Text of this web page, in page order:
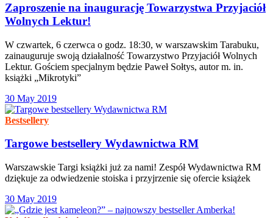
Zaproszenie na inaugurację Towarzystwa Przyjaciół
Wolnych Lektur!
W czwartek, 6 czerwca o godz. 18:30, w warszawskim Tarabuku,
zainauguruje swoją działalność Towarzystwo Przyjaciół Wolnych
Lektur. Gościem specjalnym będzie Paweł Sołtys, autor m. in.
książki „Mikrotyki”
30 May 2019
Bestsellery
Targowe bestsellery Wydawnictwa RM
Warszawskie Targi książki już za nami! Zespół Wydawnictwa RM
dziękuje za odwiedzenie stoiska i przyjrzenie się ofercie książek
30 May 2019